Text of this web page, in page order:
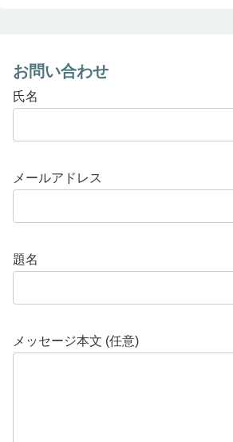
お問い合わせ
氏名
メールアドレス
題名
メッセージ本文 (任意)